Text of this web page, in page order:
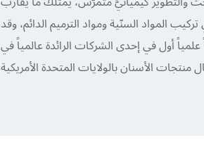
المواد السنّية ومواد الترميم الدائم، وقد
باحثاً علمياً أول في إحدى الشركات الرائدة عالمياً في